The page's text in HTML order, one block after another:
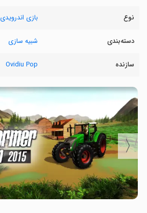
نوع بازی اندرویدی
دسته‌بندی شبیه سازی
سازنده Ovidiu Pop
〈